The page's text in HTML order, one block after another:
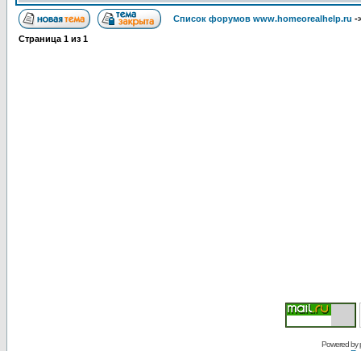
Список форумов www.homeorealhelp.ru -
Страница 1 из 1
Powered by